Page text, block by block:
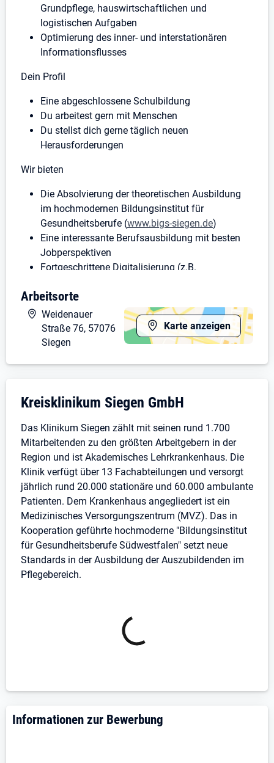
Grundpflege, hauswirtschaftlichen und
logistischen Aufgaben
Optimierung des inner- und interstationären
Informationsflusses
Dein Profil
Eine abgeschlossene Schulbildung
Du arbeitest gern mit Menschen
Du stellst dich gerne täglich neuen
Herausforderungen
Wir bieten
Die Absolvierung der theoretischen Ausbildung
im hochmodernen Bildungsinstitut für
Gesundheitsberufe (www.bigs-siegen.de)
Eine interessante Berufsausbildung mit besten
Jobperspektiven
Fortgeschrittene Digitalisierung (z.B.
Attraktive Ausbildungsvergütung in Anlehnung
an den TVAöD mit zusätzlicher Altersvorsorge
Kostengünstige Nutzung von attraktiven und
vielfältigen Sportangeboten bei über 100
Zuschuss zum Deutschlandticket
Bewerbungen geeigneter schwerbehinderter
Menschen sind ausdrücklich erwünscht.
Deine Fragen richtest du bitte an die
Ausbildungsverantwortlichen Vera Haandrikman Tel.:
0271/705 1021 und Ann-Christin Gräf Tel.: 0271/705-
1001.
Arbeitsorte
Karte anzeigen
Weidenauer
Straße 76, 57076
Siegen
Unternehmensdarstellung: Kreisklinikum
Kreisklinikum Siegen GmbH
Das Klinikum Siegen zählt mit seinen rund 1.700
Mitarbeitenden zu den größten Arbeitgebern in der
Region und ist Akademisches Lehrkrankenhaus. Die
Klinik verfügt über 13 Fachabteilungen und versorgt
jährlich rund 20.000 stationäre und 60.000 ambulante
Patienten. Dem Krankenhaus angegliedert ist ein
Medizinisches Versorgungszentrum (MVZ). Das in
Kooperation geführte hochmoderne "Bildungsinstitut
für Gesundheitsberufe Südwestfalen" setzt neue
Standards in der Ausbildung der Auszubildenden im
Pflegebereich.
Informationen zur Bewerbung